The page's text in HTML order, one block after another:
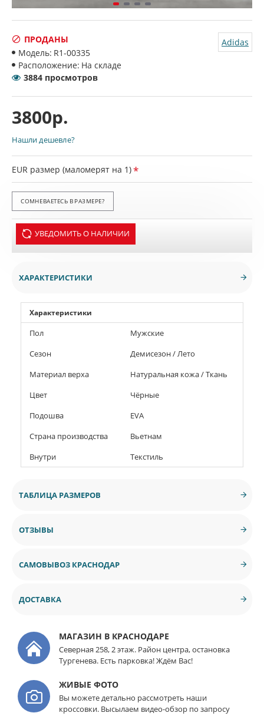
3800р.
ПРОДАНЫ
Модель: R1-00335
Расположение: На складе
Adidas
3884 просмотров
EUR размер (маломерят на 1)
УВЕДОМИТЬ О НАЛИЧИИ
Нашли дешевле?
ХАРАКТЕРИСТИКИ
Характеристики
Пол
Мужские
Сезон
Демисезон / Лето
Материал верха
Натуральная кожа / Ткань
Цвет
Чёрные
Подошва
EVA
Страна производства
Вьетнам
Внутри
Текстиль
ТАБЛИЦА РАЗМЕРОВ
ОТЗЫВЫ
САМОВЫВОЗ КРАСНОДАР
ДОСТАВКА
СОМНЕВАЕТЕСЬ В РАЗМЕРЕ?
МАГАЗИН В КРАСНОДАРЕ
Северная 258, 2 этаж. Район центра, остановка
Тургенева. Есть парковка! Ждём Вас!
ЖИВЫЕ ФОТО
Вы можете детально рассмотреть наши
кроссовки. Высылаем видео-обзор по запросу